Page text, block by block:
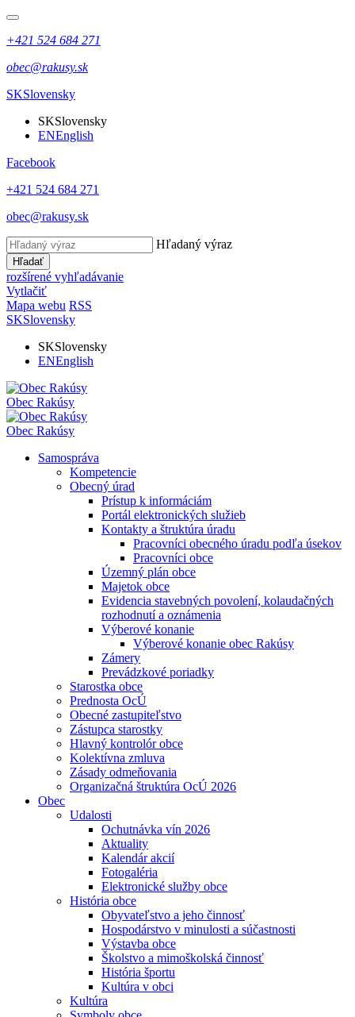
+421 524 684 271
obec@rakusy.sk
SKSlovensky
SKSlovensky
ENEnglish
Facebook
+421 524 684 271
obec@rakusy.sk
Hľadaný výraz
Hľadať
rozšírené vyhľadávanie
Vytlačiť
Mapa webu RSS
SKSlovensky
SKSlovensky
ENEnglish
Obec Rakúsy
Obec Rakúsy
Samospráva
Kompetencie
Obecný úrad
Prístup k informáciám
Portál elektronických služieb
Kontakty a štruktúra úradu
Pracovníci obecného úradu podľa úsekov
Pracovníci obce
Územný plán obce
Majetok obce
Evidencia stavebných povolení, kolaudačných
rozhodnutí a oznámenia
Výberové konanie
Výberové konanie obec Rakúsy
Zámery
Prevádzkové poriadky
Starostka obce
Prednosta OcÚ
Obecné zastupiteľstvo
Zástupca starostky
Hlavný kontrolór obce
Kolektívna zmluva
Zásady odmeňovania
Organizačná štruktúra OcÚ 2026
Obec
Udalosti
Ochutnávka vín 2026
Aktuality
Kalendár akcií
Fotogaléria
Elektronické služby obce
História obce
Obyvateľstvo a jeho činnosť
Hospodárstvo v minulosti a súčastnosti
Výstavba obce
Školstvo a mimoškolská činnosť
História športu
Kultúra v obci
Kultúra